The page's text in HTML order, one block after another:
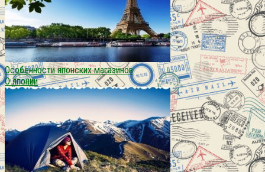
Особенности японских магазинов
О японии